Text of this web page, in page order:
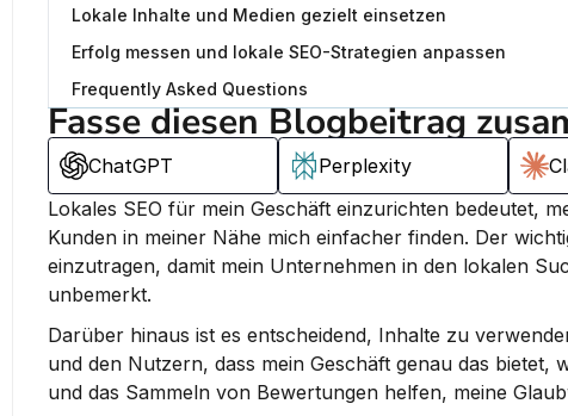
Lokale Inhalte und Medien gezielt einsetzen
Erfolg messen und lokale SEO-Strategien anpassen
Frequently Asked Questions
Fasse diesen Blogbeitrag
ChatGPT Perplexity
Lokales SEO für mein Geschäft einzurichten bedeutet,
Kunden in meiner Nähe mich einfacher finden. Der
einzutragen, damit mein Unternehmen in den lokalen
unbemerkt.
Darüber hinaus ist es entscheidend, Inhalte zu
und den Nutzern, dass mein Geschäft genau das
und das Sammeln von Bewertungen helfen, meine